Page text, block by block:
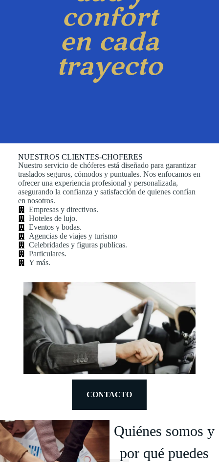
confort
en cada
trayecto
NUESTROS CLIENTES-CHOFERES
Nuestro servicio de chóferes está diseñado para garantizar
traslados seguros, cómodos y puntuales. Nos enfocamos en
ofrecer una experiencia profesional y personalizada,
asegurando la confianza y satisfacción de quienes confían
en nosotros.
Empresas y directivos.
Hoteles de lujo.
Eventos y bodas.
Agencias de viajes y turismo
Celebridades y figuras publicas.
Particulares.
Y más.
CONTACTO
Quiénes somos y
por qué puedes